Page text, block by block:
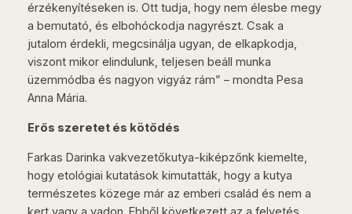
érzékenyítéseken is. Ott tudja, hogy nem élesbe megy
a bemutató, és elbohóckodja nagyrészt. Csak a
jutalom érdekli, megcsinálja ugyan, de elkapkodja,
viszont mikor elindulunk, teljesen beáll munka
üzemmódba és nagyon vigyáz rám” – mondta Pesa
Anna Mária.
Erős szeretet és kötődés
Farkas Darinka vakvezetőkutya-kiképzőnk kiemelte,
hogy etológiai kutatások kimutatták, hogy a kutya
természetes közege már az emberi család és nem a